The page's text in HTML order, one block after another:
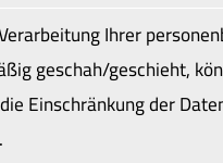
Ihrer
geschah/geschieht,
Einschränkung der